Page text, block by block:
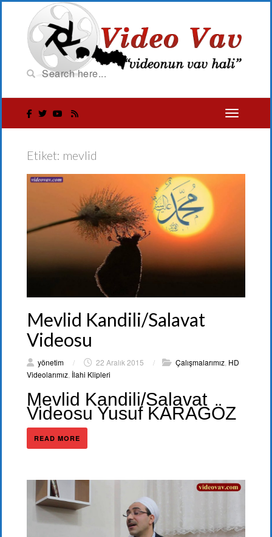
Etiket: mevlid
Mevlid Kandili/Salavat
Videosu
yönetim / 22 Aralık 2015 / Çalışmalarımız HD
Videolarımız İlahi Klipleri
Mevlid Kandili/Salavat
Videosu Yusuf KARAGÖZ
READ MORE